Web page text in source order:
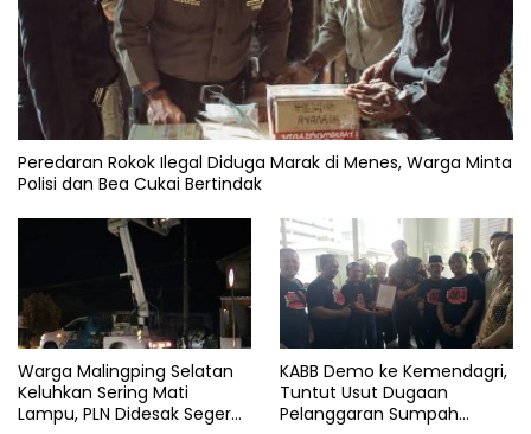
Peredaran Rokok Ilegal Diduga Marak di Menes, Warga Minta
Polisi dan Bea Cukai Bertindak
Warga Malingping Selatan
Keluhkan Sering Mati
Lampu, PLN Didesak Segera
KABB Demo ke Kemendagri,
Tuntut Usut Dugaan
Pelanggaran Sumpah